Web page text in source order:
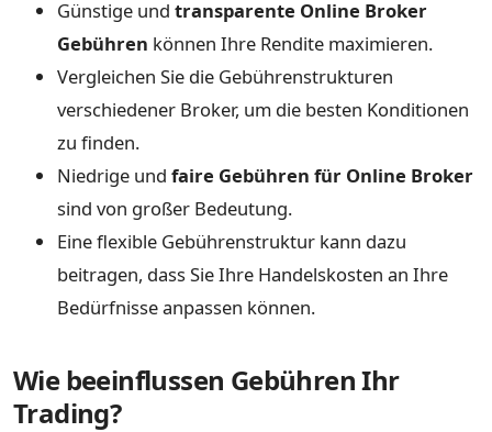
Günstige und transparente Online Broker
Gebühren können Ihre Rendite maximieren.
Vergleichen Sie die Gebührenstrukturen
verschiedener Broker, um die besten Konditionen
zu finden.
Niedrige und faire Gebühren für Online Broker
sind von großer Bedeutung.
Eine flexible Gebührenstruktur kann dazu
beitragen, dass Sie Ihre Handelskosten an Ihre
Bedürfnisse anpassen können.
Wie beeinflussen Gebühren Ihr
Trading?